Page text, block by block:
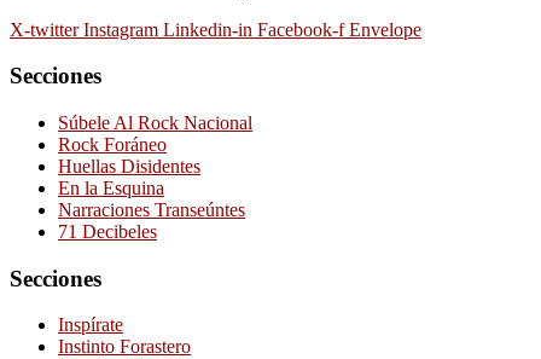
X-twitter Instagram Linkedin-in Facebook-f Envelope
Secciones
Súbele Al Rock Nacional
Rock Foráneo
Huellas Disidentes
En la Esquina
Narraciones Transeúntes
71 Decibeles
Secciones
Inspírate
Instinto Forastero